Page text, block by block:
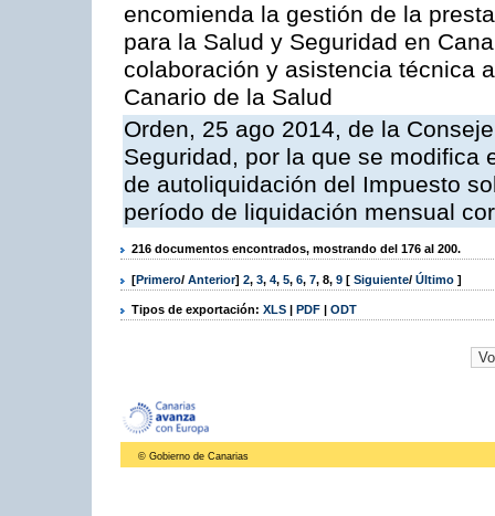
encomienda la gestión de la
para la Salud y Seguridad en
colaboración y asistencia técnica
Canario de la Salud
Orden, 25 ago 2014, de la
Seguridad, por la que se modifica
de autoliquidación del Impuesto
período de liquidación mensual
216 documentos encontrados, mostrando del 176 al 200.
[Primero/ Anterior] 2, 3, 4, 5, 6, 7, 8, 9 [ Siguiente/ Último ]
Tipos de exportación: XLS | PDF | ODT
© Gobierno de Canarias